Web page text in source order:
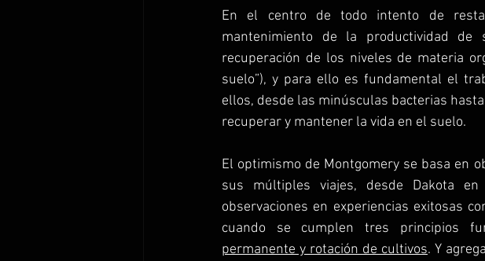
En el centro de todo intento de
mantenimiento de la productividad
recuperación de los niveles de materia
suelo”), y para ello es fundamental el
ellos, desde las minúsculas bacterias
recuperar y mantener la vida en el suelo.
El optimismo de Montgomery se basa en
sus múltiples viajes, desde Dakota
observaciones en experiencias exitosas
cuando se cumplen tres principios
permanente y rotación de cultivos. Y